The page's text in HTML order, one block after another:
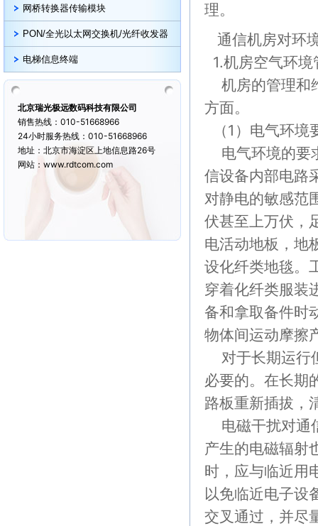
网桥转换器传输模块
PON/全光以太网交换机/光纤收发器
电梯信息终端
北京瑞光极远数码科技有限公司
销售热线：010-51668966
24小时服务热线：010-51668966
地址：北京市海淀区上地信息路26号
网站：www.rdtcom.com
理。
通信机房对环
1.机房空气环
机房的管理和
方面。
（1）电气环境
电气环境的要
信设备内部电路
对静电的敏感范
伏甚至上万伏，
电活动地板，地
设化纤类地毯。
穿着化纤类服装
备和拿取备件时
物体间运动摩擦
对于长期运行
必要的。在长期
路板重新插拔，
电磁干扰对通
产生的电磁辐射
时，应与临近用
以免临近电子设
交叉通过，并尽